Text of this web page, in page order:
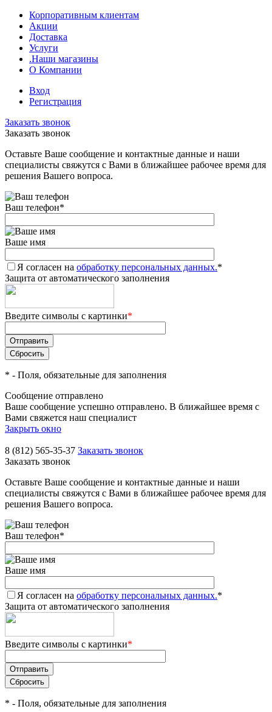
Корпоративным клиентам
Акции
Доставка
Услуги
.Наши магазины
О Компании
Вход
Регистрация
Заказать звонок
Заказать звонок
Оставьте Ваше сообщение и контактные данные и наши
специалисты свяжутся с Вами в ближайшее рабочее время для
решения Вашего вопроса.
Ваш телефон*
Ваше имя
Я согласен на обработку персональных данных.*
Защита от автоматического заполнения
Введите символы с картинки*
* - Поля, обязательные для заполнения
Сообщение отправлено
Ваше сообщение успешно отправлено. В ближайшее время с
Вами свяжется наш специалист
Закрыть окно
8 (812) 565-35-37 Заказать звонок
Заказать звонок
Оставьте Ваше сообщение и контактные данные и наши
специалисты свяжутся с Вами в ближайшее рабочее время для
решения Вашего вопроса.
Ваш телефон*
Ваше имя
Я согласен на обработку персональных данных.*
Защита от автоматического заполнения
Введите символы с картинки*
* - Поля, обязательные для заполнения